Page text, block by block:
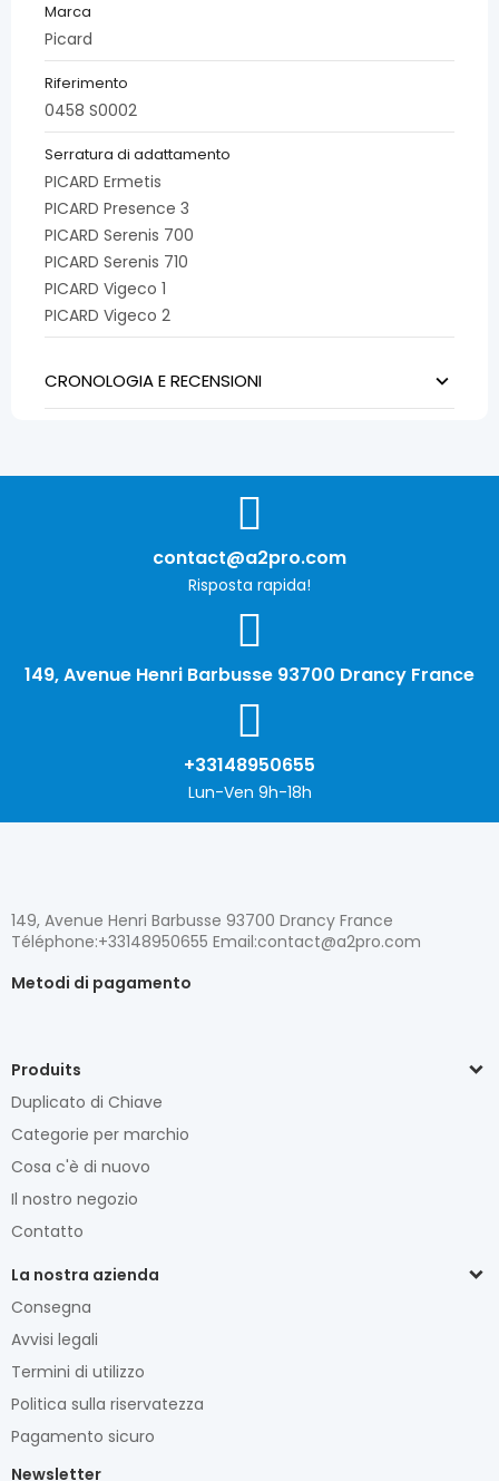
Marca
Picard
Riferimento
0458 S0002
Serratura di adattamento
PICARD Ermetis
PICARD Presence 3
PICARD Serenis 700
PICARD Serenis 710
PICARD Vigeco 1
PICARD Vigeco 2
CRONOLOGIA E RECENSIONI
contact@a2pro.com
Risposta rapida!
149, Avenue Henri Barbusse 93700 Drancy France
+33148950655
Lun-Ven 9h-18h
149, Avenue Henri Barbusse 93700 Drancy France
Téléphone:+33148950655 Email:contact@a2pro.com
Metodi di pagamento
Produits
Duplicato di Chiave
Categorie per marchio
Cosa c'è di nuovo
Il nostro negozio
Contatto
La nostra azienda
Consegna
Avvisi legali
Termini di utilizzo
Politica sulla riservatezza
Pagamento sicuro
Newsletter